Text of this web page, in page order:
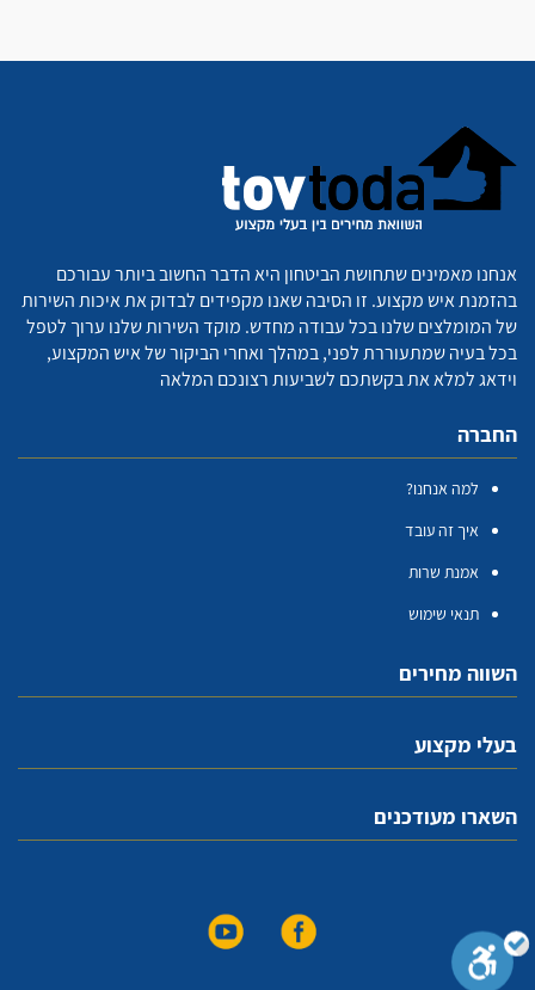
אנחנו מאמינים שתחושת הביטחון היא הדבר החשוב ביותר עבורכם
בהזמנת איש מקצוע. זו הסיבה שאנו מקפידים לבדוק את איכות השירות
של המומלצים שלנו בכל עבודה מחדש. מוקד השירות שלנו ערוך לטפל
בכל בעיה שמתעוררת לפני, במהלך ואחרי הביקור של איש המקצוע,
וידאג למלא את בקשתכם לשביעות רצונכם המלאה
החברה
למה אנחנו?
איך זה עובד
אמנת שרות
תנאי שימוש
השווה מחירים
בעלי מקצוע
השארו מעודכנים